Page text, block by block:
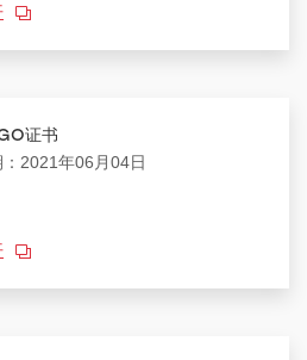
证书
：2021年06月04日